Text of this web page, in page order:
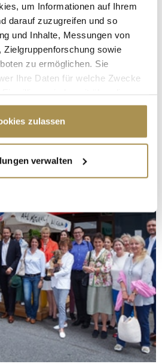
um Informationen auf Ihrem
darauf zuzugreifen und so
und Inhalte, Messungen von
Zielgruppenforschung sowie
zu ermöglichen. Sie
Ihre Daten für welche Zwecke
durch Klicken auf das Privacy
oder widerrufen
Ihre geografische Lage
auf einige Meter genau sein
(Fingerprinting) identifizieren
wie Ihre persönlichen Daten
legen Sie Ihre Präferenzen im
fest.
um Inhalte und Anzeigen zu
für soziale Medien anbieten
auf unsere Website zu
geben wir Informationen zu Ihrer
an unsere Partner für
zulassen
verwalten